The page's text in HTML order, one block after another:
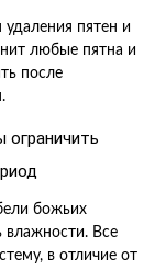
пятен и
любые пятна и
после
божьих
Все
в отличие от